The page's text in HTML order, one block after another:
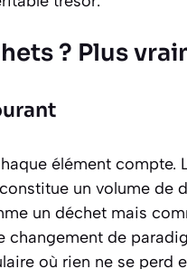
? Plus
élément compte.
un volume de
un déchet mais
de
où rien ne se perd